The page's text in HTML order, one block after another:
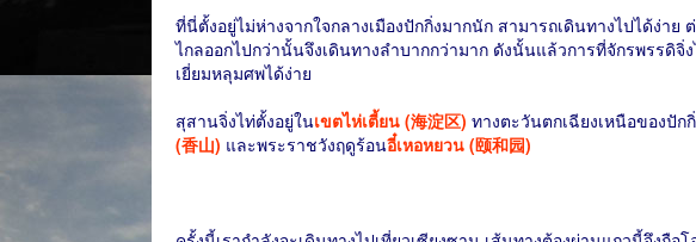
ที่นี่ตั้งอยู่ไม่ห่างจากใจกลางเมืองปักกิ่งมากนัก สามารถเดินทางไปได้ง่า
ไกลออกไปกว่านั้นจึงเดินทางลำบากกว่ามาก ดังนั้นแล้วการที่จักรพรรดิ
เยี่ยมหลุมศพได้ง่าย
สุสานจิ่งไท่ตั้งอยู่ในเขตไห่เตี้ยน (海淀区) ทางตะวันตกเฉียงเหนือของปัก
(香山) และพระราชวังฤดูร้อนอี๋เหอหยวน (颐和园)